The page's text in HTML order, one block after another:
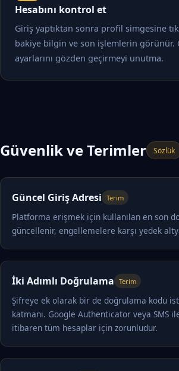
Hesabını kontrol et
Giriş yaptıktan sonra profil simgesine
bakiye bilgin ve son işlemlerin görünür.
ayarlarını gözden geçirmeyi unutma.
Güvenlik ve Terimler Sözlük
Güncel Giriş Adresi Terim
Platforma erişmek için kullanılan en son
güncellenir, engellemelere karşı yedek
İki Adımlı Doğrulama Terim
Şifreye ek olarak bir de doğrulama kodu
katmanı. Google Authenticator veya SMS
itibaren tüm hesaplar için zorunludur.